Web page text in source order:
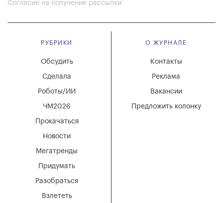
Согласие на получение рассылки
РУБРИКИ
Мегатренды
Придумать
Разобраться
Взлететь
Новости
Обсудить
Сделала
Роботы/ИИ
ЧМ2026
Прокачаться
О ЖУРНАЛЕ
Вакансии
Реклама
Контакты
Предложить колонку